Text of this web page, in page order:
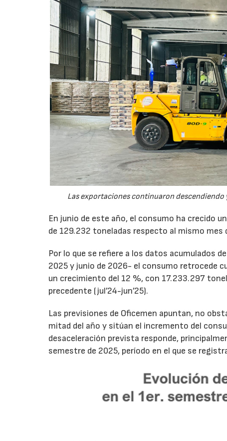
Las exportaciones continuaron descendiendo
En junio de este año, el consumo ha crecido
de 129.232 toneladas respecto al mismo mes
Por lo que se refiere a los datos acumulados
2025 y junio de 2026- el consumo retrocede
un crecimiento del 12 %, con 17.233.297
precedente (jul’24-jun’25).
Las previsiones de Oficemen apuntan, no
mitad del año y sitúan el incremento del
desaceleración prevista responde,
semestre de 2025, período en el que se